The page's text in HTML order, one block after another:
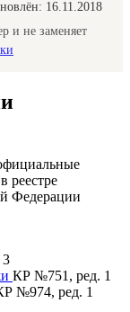
16.11.2018
и не заменяет
реестре
Федерации
КР №751, ред. 1
№974, ред. 1